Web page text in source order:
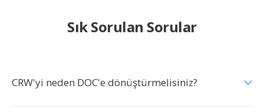
Sık Sorulan Sorular
CRW'yi neden DOC'e dönüştürmelisiniz?